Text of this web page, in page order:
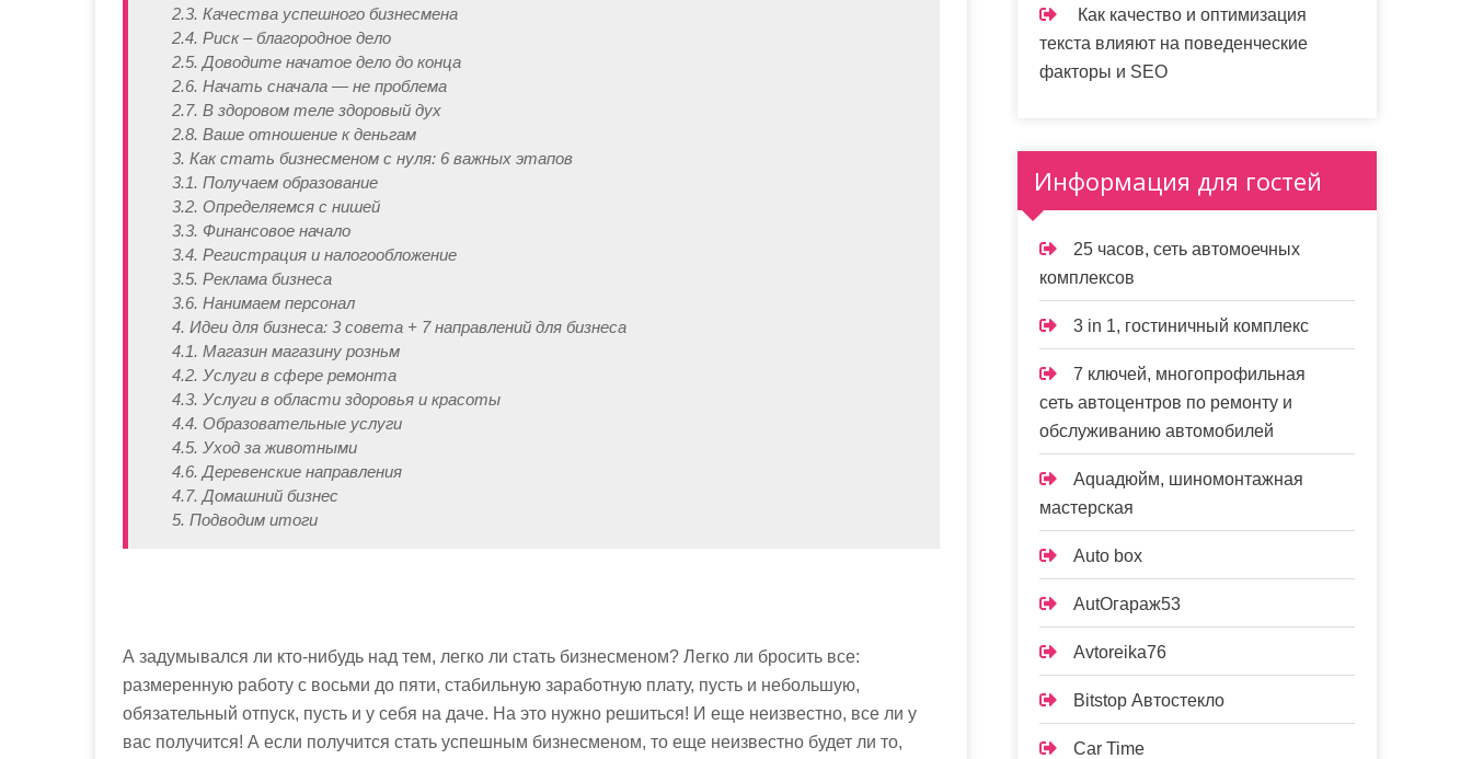
2.3. Качества успешного бизнесмена
2.4. Риск – благородное дело
2.5. Доводите начатое дело до конца
2.6. Начать сначала — не проблема
2.7. В здоровом теле здоровый дух
2.8. Ваше отношение к деньгам
3. Как стать бизнесменом с нуля: 6 важных этапов
3.1. Получаем образование
3.2. Определяемся с нишей
3.3. Финансовое начало
3.4. Регистрация и налогообложение
3.5. Реклама бизнеса
3.6. Нанимаем персонал
4. Идеи для бизнеса: 3 совета + 7 направлений для бизнеса
4.1. Магазин магазину розньм
4.2. Услуги в сфере ремонта
4.3. Услуги в области здоровья и красоты
4.4. Образовательные услуги
4.5. Уход за животными
4.6. Деревенские направления
4.7. Домашний бизнес
5. Подводим итоги
А задумывался ли кто-нибудь над тем, легко ли стать бизнесменом? Легко ли бросить все:
размеренную работу с восьми до пяти, стабильную заработную плату, пусть и небольшую,
обязательный отпуск, пусть и у себя на даче. На это нужно решиться! И еще неизвестно, все ли у
вас получится! А если получится стать успешным бизнесменом, то еще неизвестно будет ли то,
Как качество и оптимизация
текста влияют на поведенческие
факторы и SEO
Информация для гостей
25 часов, сеть автомоечных
комплексов
3 in 1, гостиничный комплекс
7 ключей, многопрофильная
сеть автоцентров по ремонту и
обслуживанию автомобилей
Aquaдюйм, шиномонтажная
мастерская
Auto box
AutOгараж53
Avtoreika76
Bitstop Автостекло
Car Time